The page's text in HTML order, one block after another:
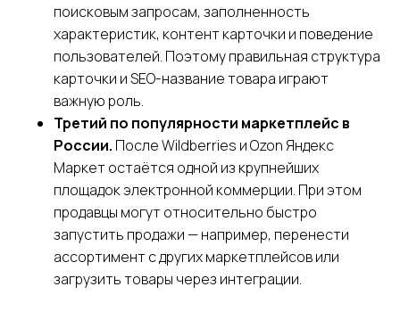
поисковым запросам, заполненность
характеристик, контент карточки и поведение
пользователей. Поэтому правильная структура
карточки и SEO-название товара играют
важную роль.
Третий по популярности маркетплейс в
России. После Wildberries и Ozon Яндекс
Маркет остаётся одной из крупнейших
площадок электронной коммерции. При этом
продавцы могут относительно быстро
запустить продажи — например, перенести
ассортимент с других маркетплейсов или
загрузить товары через интеграции.